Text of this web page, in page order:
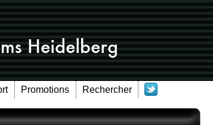
Promotions Rechercher